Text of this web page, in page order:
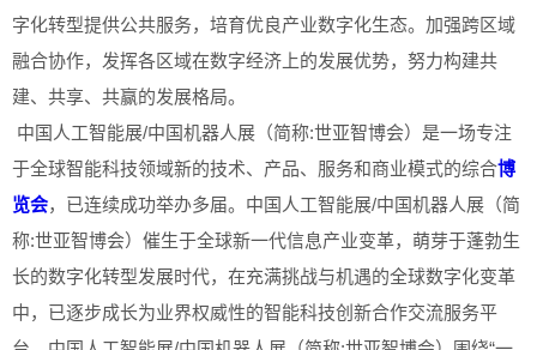
字化转型提供公共服务，培育优良产业数字化生态。加强跨区域
融合协作，发挥各区域在数字经济上的发展优势，努力构建共
建、共享、共赢的发展格局。
中国人工智能展/中国机器人展（简称:世亚智博会）是一场专注
于全球智能科技领域新的技术、产品、服务和商业模式的综合博
览会，已连续成功举办多届。中国人工智能展/中国机器人展（简
称:世亚智博会）催生于全球新一代信息产业变革，萌芽于蓬勃生
长的数字化转型发展时代，在充满挑战与机遇的全球数字化变革
中，已逐步成长为业界权威性的智能科技创新合作交流服务平